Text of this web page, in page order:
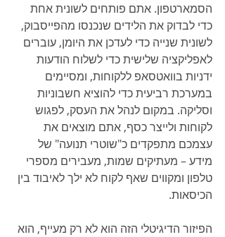
הסמארטפון. אתם פותחים לשונית אחת
כדי לבדוק את הלידים שנכנסו מהפייסבוק,
לשונית שנייה כדי לעדכן את היומן, עוברים
לאפליקציה שלישית כדי לשלוח הודעות
ידניות בוואטסאפ ללקוחות, ומסיימים
במערכת רביעית כדי להוציא חשבוניות
וסליקה. במקום לנהל את העסק, לפגוש
לקוחות ולייצר כסף, אתם מוצאים את
עצמכם מתפקדים כ"שוטרי תנועה" של
מידע – מעתיקים שמות, מעבירים מספרי
טלפון ומקווים שאף לקוח לא ילך לאיבוד בין
הכיסאות.
הפיזור הדיגיטלי הזה הוא לא רק מעייף, הוא